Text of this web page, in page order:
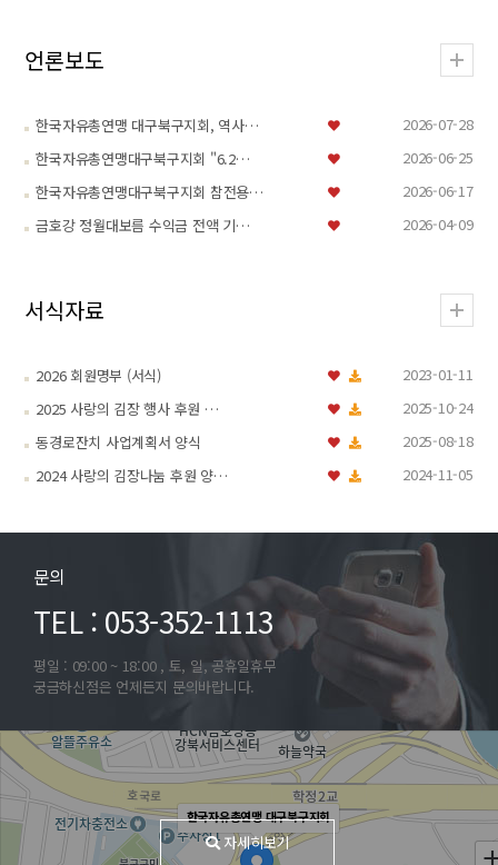
언론보도
한국자유총연맹 대구북구지회, 역사…
2026-07-28
한국자유총연맹대구북구지회 "6.2…
2026-06-25
한국자유총연맹대구북구지회 참전용…
2026-06-17
금호강 정월대보름 수익금 전액 기…
2026-04-09
서식자료
2026 회원명부 (서식)
2023-01-11
2025 사랑의 김장 행사 후원 …
2025-10-24
동경로잔치 사업계획서 양식
2025-08-18
2024 사랑의 김장나눔 후원 양…
2024-11-05
문의
TEL : 053-352-1113
평일 : 09:00 ~ 18:00 , 토, 일, 공휴일휴무
궁금하신점은 언제든지 문의바랍니다.
한국자유총연맹 대구북구지회
자세히보기